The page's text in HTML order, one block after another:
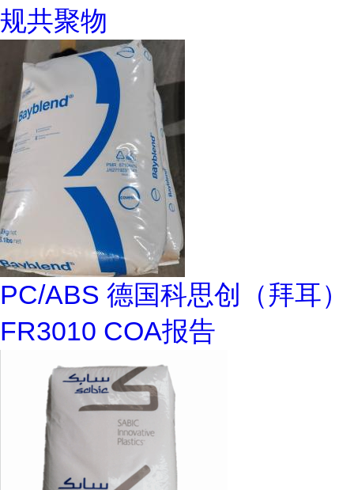
规共聚物
PC/ABS 德国科思创（拜耳）
FR3010 COA报告